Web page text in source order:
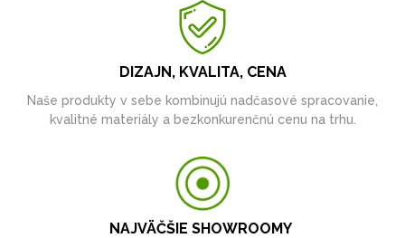
DIZAJN, KVALITA, CENA
Naše produkty v sebe kombinujú nadčasové spracovanie,
kvalitné materiály a bezkonkurenčnú cenu na trhu.
NAJVÄČŠIE SHOWROOMY